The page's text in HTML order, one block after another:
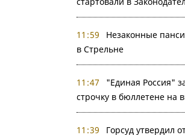
11:59
Незаконные
в Стрельне
11:47
"Единая Россия"
строчку в бюллетене на
11:39
Горсуд утвердил